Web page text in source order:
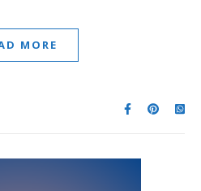
MORE